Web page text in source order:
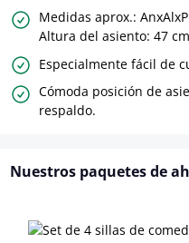
Medidas aprox.:
Altura del asiento: 47
Especialmente fácil de
Cómoda posición de
respaldo.
Nuestros paquetes de